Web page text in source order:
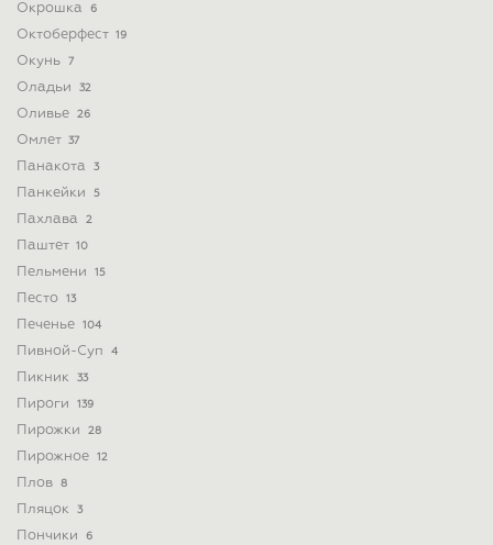
Окрошка 6
Октоберфест 19
Окунь 7
Оладьи 32
Оливье 26
Омлет 37
Панакота 3
Панкейки 5
Пахлава 2
Паштет 10
Пельмени 15
Песто 13
Печенье 104
Пивной-Суп 4
Пикник 33
Пироги 139
Пирожки 28
Пирожное 12
Плов 8
Пляцок 3
Пончики 6